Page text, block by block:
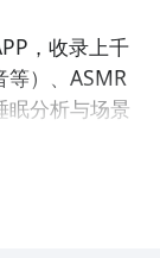
，收录上千
等）、ASMR
眠分析与场景